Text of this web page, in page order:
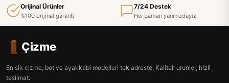
Orijinal Ürünler
%100 orijinal garanti
7/24 Destek
Her zaman yanınızdayız
Çizme
En sik cizme, bot ve ayakkabi modelleri tek adreste. Kaliteli urunler, hizli
teslimat.